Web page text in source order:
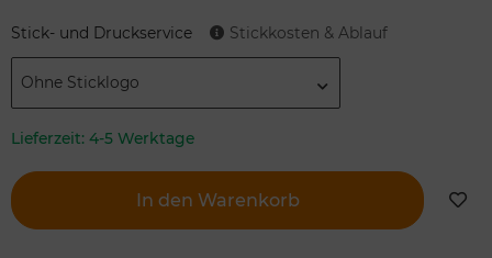
Stick- und Druckservice Stickkosten & Ablauf
Ohne Sticklogo
Lieferzeit: 4-5 Werktage
In den Warenkorb